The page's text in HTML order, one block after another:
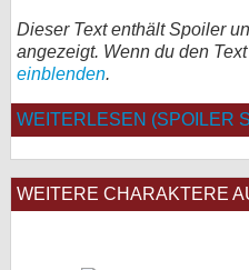
Dieser Text enthält Spoiler
angezeigt. Wenn du den
einblenden.
WEITERLESEN (SPOILER
WEITERE CHARAKTERE